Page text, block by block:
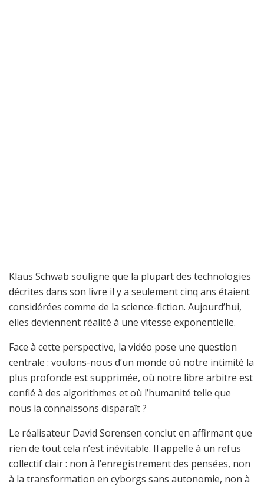
Klaus Schwab souligne que la plupart des technologies
décrites dans son livre il y a seulement cinq ans étaient
considérées comme de la science-fiction. Aujourd’hui,
elles deviennent réalité à une vitesse exponentielle.
Face à cette perspective, la vidéo pose une question
centrale : voulons-nous d’un monde où notre intimité la
plus profonde est supprimée, où notre libre arbitre est
confié à des algorithmes et où l’humanité telle que
nous la connaissons disparaît ?
Le réalisateur David Sorensen conclut en affirmant que
rien de tout cela n’est inévitable. Il appelle à un refus
collectif clair : non à l’enregistrement des pensées, non
à la transformation en cyborgs sans autonomie, non à